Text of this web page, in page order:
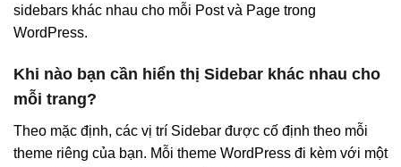
sidebars khác nhau cho mỗi Post và Page trong
WordPress.
Khi nào bạn cần hiển thị Sidebar khác nhau cho
mỗi trang?
Theo mặc định, các vị trí Sidebar được cố định theo mỗi
theme riêng của bạn. Mỗi theme WordPress đi kèm với một